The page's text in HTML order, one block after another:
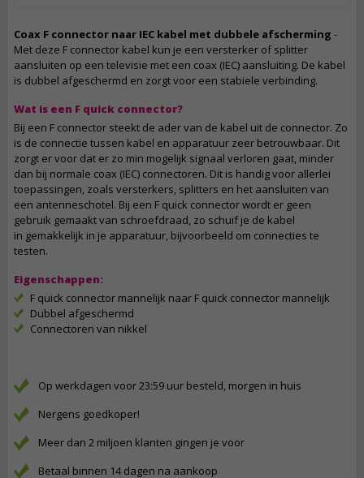
Coax F connector naar IEC kabel met dubbele afscherming -
Met deze F connector kabel kun je een versterker of splitter
aansluiten op een televisie met een coax (IEC) aansluiting. De kabel
is dubbel afgeschermd en zorgt voor een stabiele verbinding.
Wat is een F quick connector?
Bij een F connector steekt de ader van de kabel uit de connector. Zo
is de connectie tussen kabel en apparatuur zeer betrouwbaar. Dit
zorgt er voor dat er zo min mogelijk signaal verloren gaat, minder
dan bij normale coax (IEC) connectoren. Dit is handig voor allerlei
toepassingen, zoals versterkers, splitters en het aansluiten van
een antenneschotel. Bij een F quick connector wordt er geen
gebruik gemaakt van schroefdraad, zo schuif je de kabel
in gemakkelijk in je apparatuur, bijvoorbeeld om connecties te
testen.
Eigenschappen:
F quick connector mannelijk naar F quick connector mannelijk
Dubbel afgeschermd
Connectoren van nikkel
Op werkdagen voor 23:59 uur besteld, morgen in huis
Nergens goedkoper!
Meer dan 2 miljoen klanten gingen je voor
Betaal binnen 14 dagen na aankoop